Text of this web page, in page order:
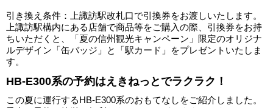
引き換え条件：上諏訪駅改札口で引換券をお渡しいたします。
上諏訪駅構内にある店舗で商品等をご購入の際、引換券をお持
ちいただくと、「夏の信州観光キャンペーン」限定のオリジナ
ルデザイン「缶バッジ」と「駅カード」をプレゼントいたしま
す。
HB-E300系の予約はえきねっとでラクラク！
この夏に運行するHB-E300系のおもてなしをご紹介しました。